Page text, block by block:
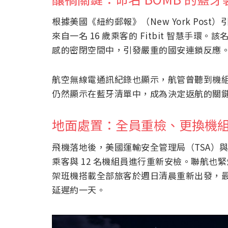
根據美國《紐約郵報》（New York Post）
來自一名 16 歲乘客的 Fitbit 智慧手環。該
感的密閉空間中，引發嚴重的國安連鎖反應
航空無線電通訊紀錄也顯示，航管曾聽到
仍然顯示在藍牙清單中，成為決定返航的關
地面處置：全員重檢、更換機
飛機落地後，美國運輸安全管理局（TSA）
乘客與 12 名機組員進行重新安檢。聯航也
架班機搭載全部旅客於週日清晨重新出發，
延遲約一天。